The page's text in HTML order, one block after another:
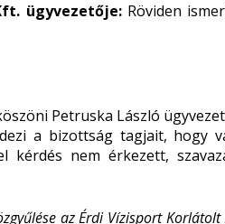
ügyvezetője:Röviden
Petruska László
a bizottság tagjait, hogy
kérdés nem érkezett,
az Érdi Vízisport